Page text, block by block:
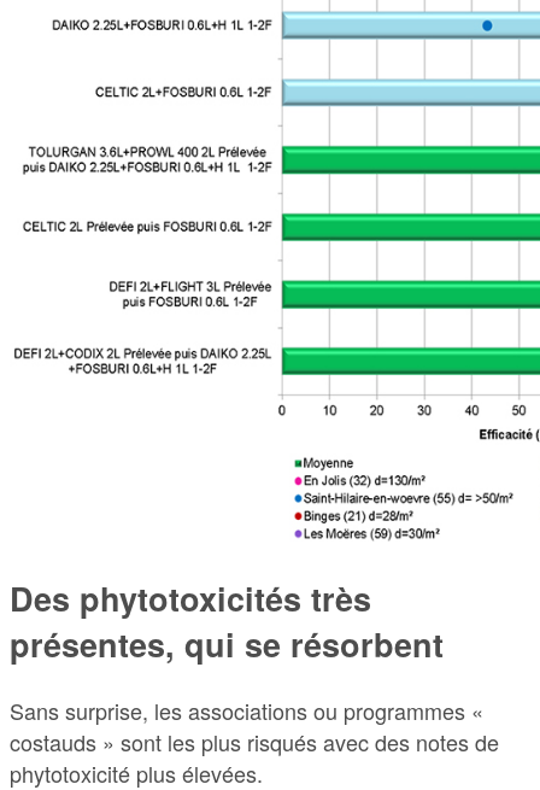
Des phytotoxicités très
présentes, qui se résorbent
Sans surprise, les associations ou programmes «
costauds » sont les plus risqués avec des notes de
phytotoxicité plus élevées.